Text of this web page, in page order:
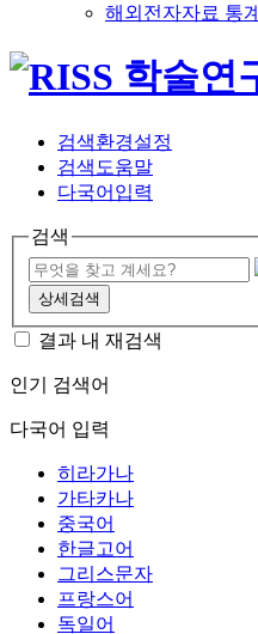
해외전자자료 통계
검색환경설정
검색도움말
다국어입력
검색
상세검색
결과 내 재검색
인기 검색어
다국어 입력
히라가나
가타카나
중국어
한글고어
그리스문자
프랑스어
독일어